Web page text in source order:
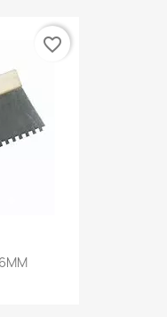
favorite_border